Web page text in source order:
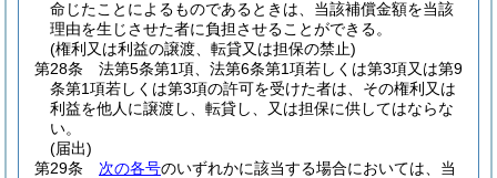
命じたことによるものであるときは、当該補償金額を当該
理由を生じさせた者に負担させることができる。
(権利又は利益の譲渡、転貸又は担保の禁止)
第28条
法第5条第1項、法第6条第1項若しくは第3項又は第9
条第1項若しくは第3項の許可を受けた者は、その権利又は
利益を他人に譲渡し、転貸し、又は担保に供してはならな
い。
(届出)
第29条
次の各号のいずれかに該当する場合においては、当